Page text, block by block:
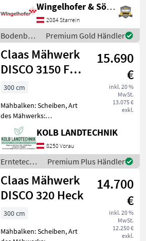
Scheibenegge Rubin10/300
- DuraMaxx Disc- MSW D600
Messerwalze -
Seitenbegrenzung
Sechscheibe D
Wingelhofer & Söhne GmbH
2084 Starrein
Bodenbearbeitung
/ Lemken
Premium Gold Händler
Claas Mähwerk
DISCO 3150 F
Front
15.690
€
inkl. 20 %
MwSt.
13.075 €
exkl.
300 cm
Mähbalken: Scheiben, Art
des Mähwerks:
Frontmähwerke,
Beleuchtung,
Schnitthöhenverstellung,
Schwadleitblech,
Klingenschnellverschluss,
Entlastungsfedern,
Außenschutz, Scheib
KOLB LANDTECHNIK
8250 Vorau
Erntetechnik
Grünland /
Claas
Premium Plus Händler
Claas Mähwerk
DISCO 320 Heck
14.700
€
inkl. 20 %
MwSt.
12.250 €
exkl.
300 cm
Mähbalken: Scheiben, Art